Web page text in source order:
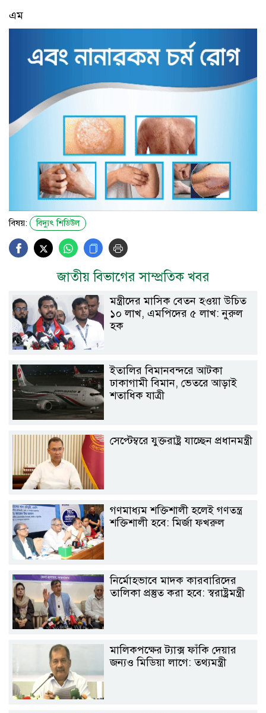
এম
বিষয়: বিদ্যুৎ শিডিউল
জাতীয় বিভাগের সাম্প্রতিক খবর
মন্ত্রীদের মাসিক বেতন হওয়া উচিত
১০ লাখ, এমপিদের ৫ লাখ: নুরুল
হক
ইতালির বিমানবন্দরে আটকা
ঢাকাগামী বিমান, ভেতরে আড়াই
শতাধিক যাত্রী
সেপ্টেম্বরে যুক্তরাষ্ট্র যাচ্ছেন প্রধানমন্ত্রী
গণমাধ্যম শক্তিশালী হলেই গণতন্ত্র
শক্তিশালী হবে: মির্জা ফখরুল
নির্মোহভাবে মাদক কারবারিদের
তালিকা প্রস্তুত করা হবে: স্বরাষ্ট্রমন্ত্রী
মালিকপক্ষের ট্যাক্স ফাঁকি দেয়ার
জন্যও মিডিয়া লাগে: তথ্যমন্ত্রী